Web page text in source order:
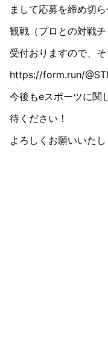
まして応募を締め切
観戦（プロとの対戦
受付おりますので、そ
https://form.run/
今後もeスポーツに関
待ください！
よろしくお願いいたし